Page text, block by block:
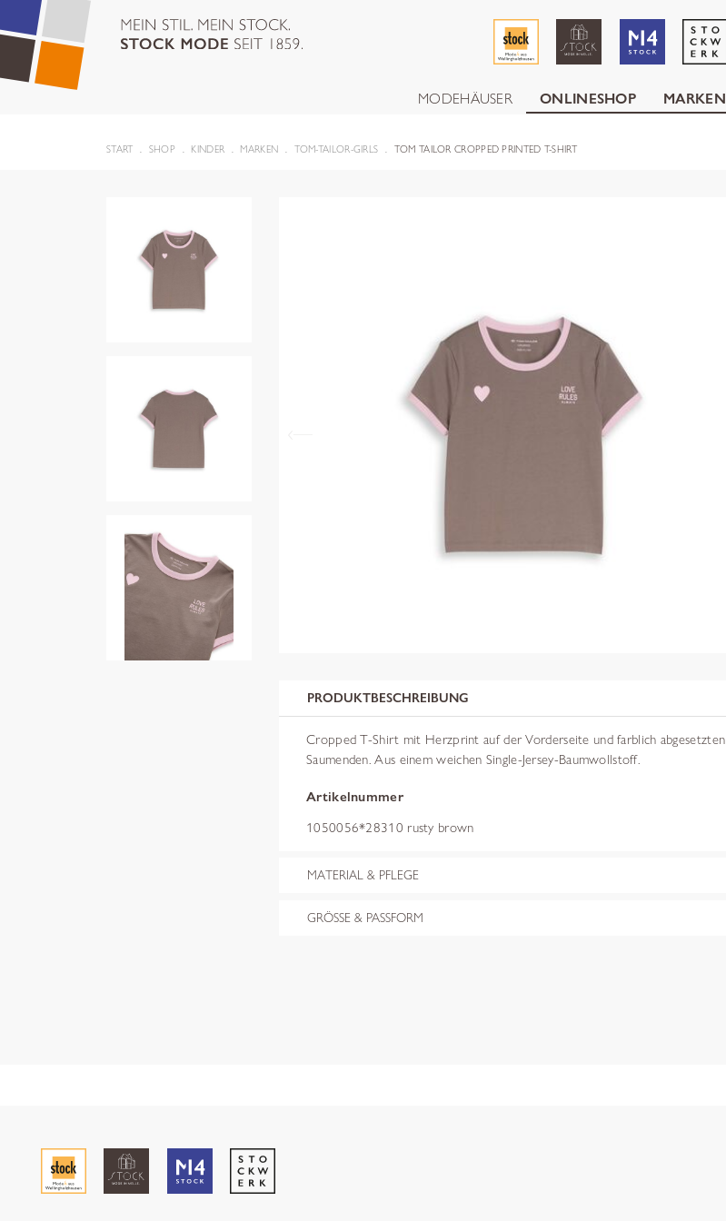
MODEHÄUSER ONLINESHOP MARKEN
START SHOP KINDER MARKEN TOM-TAILOR-GIRLS TOM TAILOR CROPPED PRINTED T-SHIRT
PRODUKTBESCHREIBUNG
Cropped T-Shirt mit Herzprint auf der Vorderseite und farblich abgesetzten
Saumenden. Aus einem weichen Single-Jersey-Baumwollstoff.
Artikelnummer
1050056*28310 rusty brown
MATERIAL & PFLEGE
GRÖSSE & PASSFORM